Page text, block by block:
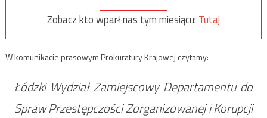
Zobacz kto wparł nas tym miesiącu: Tutaj
W komunikacie prasowym Prokuratury Krajowej czytamy:
Łódzki Wydział Zamiejscowy Departamentu do
Spraw Przestępczości Zorganizowanej i Korupcji